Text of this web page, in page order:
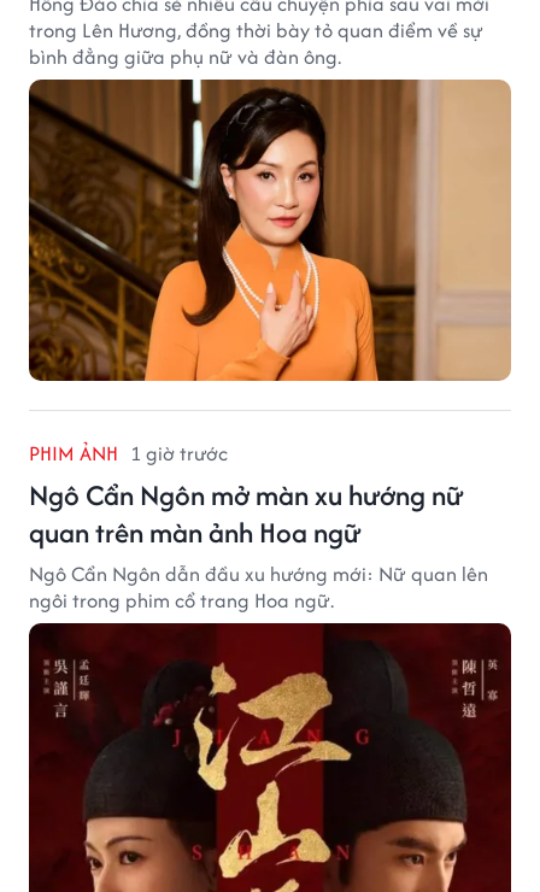
trong Lên Hương, đồng thời bày tỏ quan điểm về sự
bình đẳng giữa phụ nữ và đàn ông.
PHIM ẢNH 1 giờ trước
Ngô Cẩn Ngôn mở màn xu hướng nữ
quan trên màn ảnh Hoa ngữ
Ngô Cẩn Ngôn dẫn đầu xu hướng mới: Nữ quan lên
ngôi trong phim cổ trang Hoa ngữ.